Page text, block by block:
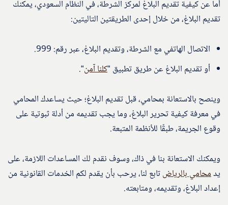
أما عن كيفية تقديم البلاغ لمركز الشرطة، في النظام السعودي، يمكنك
تقديم البلاغ، من خلال إحدى الطريقتين التاليتين:
الاتصال الهاتفي مع الشرطة، وتقديم البلاغ، عبر رقم: 999.
أو تقديم البلاغ عن طريق تطبيق “كلنا آمن“.
وينصح بالاستعانة بمحامي، قبل تقديم البلاغ؛ حيث يساعدك المحامي
في معرفة كيفية تحرير البلاغ، وما يجب تقديمه من أدلة ثبوتية على
وقوع الجريمة، طبقًا للأنظمة المتبعة.
ويمكنك الاستعانة بنا في ذاك، وسوف نقدم لك المساعدات اللازمة، على
يدمحامي بالرياضتابع لنا، يرحب بأن يقدم لكم الخدمات القانونية من
إعداد البلاغ، وتقديمه، ومتابعته.